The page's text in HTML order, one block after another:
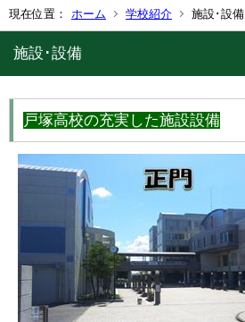
現在位置： ホーム 学校紹介 施設･設備
施設･設備
戸塚高校の充実した施設設備